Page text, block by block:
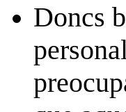
Doncs